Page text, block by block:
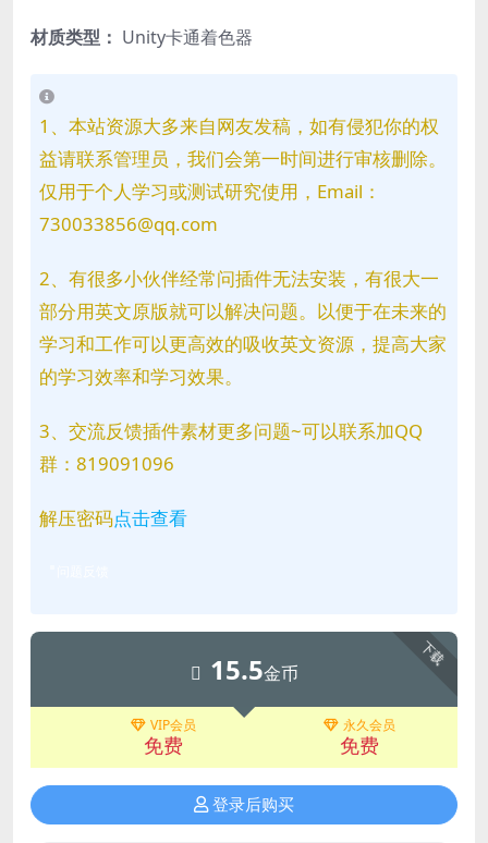
材质类型： Unity卡通着色器
1、本站资源大多来自网友发稿，如有侵犯你的权
益请联系管理员，我们会第一时间进行审核删除。
仅用于个人学习或测试研究使用，Email：
730033856@qq.com
2、有很多小伙伴经常问插件无法安装，有很大一
部分用英文原版就可以解决问题。以便于在未来的
学习和工作可以更高效的吸收英文资源，提高大家
的学习效率和学习效果。
3、交流反馈插件素材更多问题~可以联系加QQ
群：819091096
解压密码点击查看
下载
15.5金币
VIP会员
免费
永久会员
免费
登录后购买